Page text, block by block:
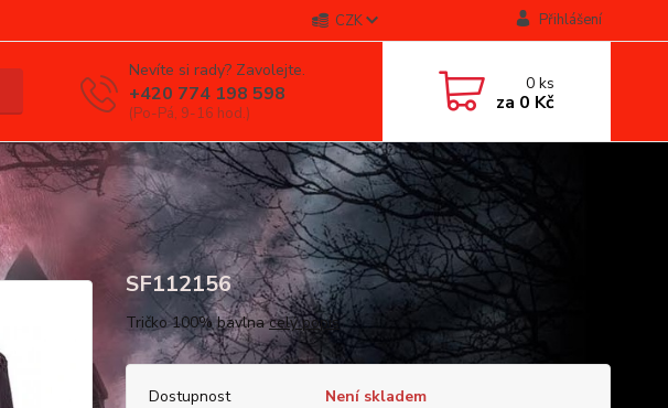
CZK Přihlášení
Nevíte si rady? Zavolejte.
+420 774 198 598
(Po-Pá, 9-16 hod.)
0ks
za 0 Kč
SF112156
Tričko 100% bavlnacelý popis
Dostupnost
Není skladem